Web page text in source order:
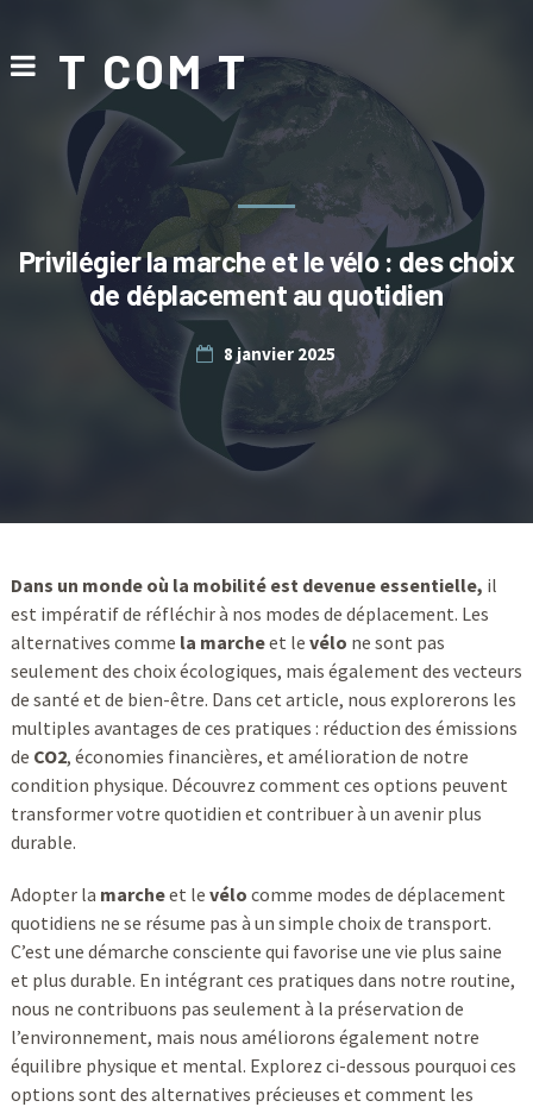
T COM T
Privilégier la marche et le vélo : des choix
de déplacement au quotidien
8 janvier 2025
Dans un monde où la mobilité est devenue essentielle, il
est impératif de réfléchir à nos modes de déplacement. Les
alternatives comme la marcheet le vélo ne sont pas
seulement des choix écologiques, mais également des vecteurs
de santé et de bien-être. Dans cet article, nous explorerons les
multiples avantages de ces pratiques : réduction des émissions
de CO2, économies financières, et amélioration de notre
condition physique. Découvrez comment ces options peuvent
transformer votre quotidien et contribuer à un avenir plus
durable.
Adopter la marcheet le vélo comme modes de déplacement
quotidiens ne se résume pas à un simple choix de transport.
C’est une démarche consciente qui favorise une vie plus saine
et plus durable. En intégrant ces pratiques dans notre routine,
nous ne contribuons pas seulement à la préservation de
l’environnement, mais nous améliorons également notre
équilibre physique et mental. Explorez ci-dessous pourquoi ces
options sont des alternatives précieuses et comment les